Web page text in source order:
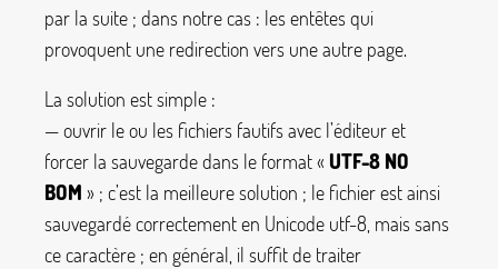
par la suite ; dans notre cas : les entêtes qui
provoquent une redirection vers une autre page.
La solution est simple :
— ouvrir le ou les fichiers fautifs avec l’éditeur et
forcer la sauvegarde dans le format « UTF-8 NO
BOM » ; c’est la meilleure solution ; le fichier est ainsi
sauvegardé correctement en Unicode utf-8, mais sans
ce caractère ; en général, il suffit de traiter